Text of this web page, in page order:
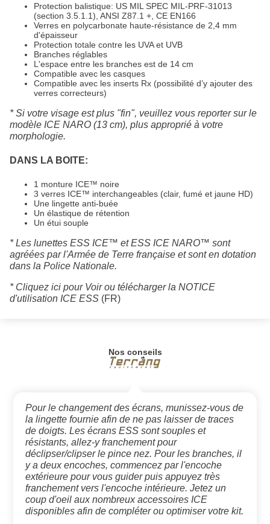
Protection balistique: US MIL SPEC MIL-PRF-31013
(section 3.5.1.1), ANSI Z87.1 +, CE EN166
Verres en polycarbonate haute-résistance de 2,4 mm
d'épaisseur
Protection totale contre les UVA et UVB
Branches réglables
L'espace entre les branches est de 14 cm
Compatible avec les casques
Compatible avec les inserts Rx (possibilité d’y ajouter des
verres correcteurs)
* Si votre visage est plus "fin", veuillez vous reporter sur le
modèle ICE NARO (13 cm), plus approprié à votre
morphologie.
DANS LA BOITE:
1 monture ICE™ noire
3 verres ICE™ interchangeables (clair, fumé et jaune HD)
Une lingette anti-buée
Un élastique de rétention
Un étui souple
* Les lunettes ESS ICE™ et ESS ICE NARO™ sont
agréées par l'Armée de Terre française et sont en dotation
dans la Police Nationale.
* Cliquez ici pour Voir ou télécharger la NOTICE
d'utilisation ICE ESS (FR)
Nos conseils
Pour le changement des écrans, munissez-vous de
la lingette fournie afin de ne pas laisser de traces
de doigts. Les écrans ESS sont souples et
résistants, allez-y franchement pour
déclipser/clipser le pince nez. Pour les branches, il
y a deux encoches, commencez par l'encoche
extérieure pour vous guider puis appuyez très
franchement vers l'encoche intérieure. Jetez un
coup d'oeil aux nombreux accessoires ICE
disponibles afin de compléter ou optimiser votre kit.